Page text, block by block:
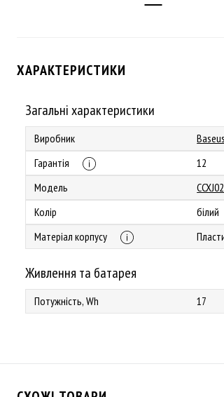
ХАРАКТЕРИСТИКИ
Загальні характеристики
Виробник
Baseus
Гарантія
12
Модель
Колір
білий
Матеріал корпусу
Живлення та батарея
Потужність, Wh 17